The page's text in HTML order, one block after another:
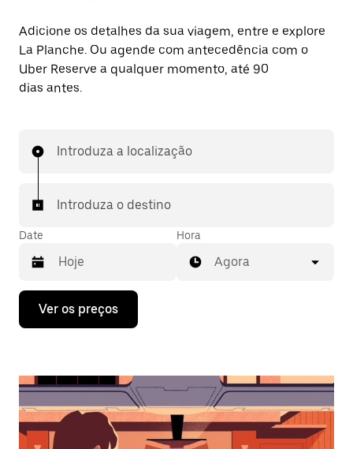
Adicione os detalhes da sua viagem, entre e explore
La Planche. Ou agende com antecedência com o
Uber Reserve a qualquer momento, até 90
dias antes.
Introduza a localização
Introduza o destino
Date
Prima
tecla
interagir
o
calendário
Hora
Agora
Ver os preços